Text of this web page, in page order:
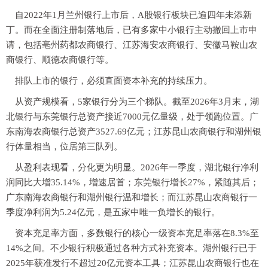
自2022年1月兰州银行上市后，A股银行板块已逾四年未添新
丁。而在全面注册制落地后，已有多家中小银行主动撤回上市申
请，包括亳州药都农商银行、江苏海安农商银行、安徽马鞍山农
商银行、顺德农商银行等。
排队上市的银行，必须直面资本补充的持续压力。
从资产规模看，5家银行分为三个梯队。截至2026年3月末，湖
北银行与东莞银行总资产接近7000元亿量级，处于领跑位置。广
东南海农商银行总资产3527.69亿元；江苏昆山农商银行和湖州银
行体量相当，位居第三队列。
从盈利表现看，分化更为明显。2026年一季度，湖北银行净利
润同比大增35.14%，增速居首；东莞银行增长27%，紧随其后；
广东南海农商银行和湖州银行温和增长；而江苏昆山农商银行一
季度净利润为5.24亿元，是五家中唯一负增长的银行。
资本充足率方面，多数银行的核心一级资本充足率落在8.3%至
14%之间。不少银行积极通过各种方式补充资本。湖州银行已于
2025年获准发行不超过20亿元资本工具；江苏昆山农商银行也在